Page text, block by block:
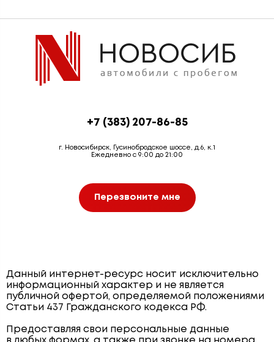
+7 (383) 207-86-85
г. Новосибирск, Гусинобродское шоссе, д.6, к.1
Ежедневно с 9:00 до 21:00
Перезвоните мне
Данный интернет-ресурс носит исключительно
информационный характер и не является
публичной офертой, определяемой положениями
Статьи 437 Гражданского кодекса РФ.
Предоставляя свои персональные данные